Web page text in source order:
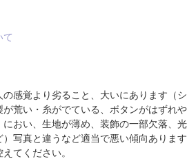
て
の感覚より劣ること、大いにあります（シ
荒い・糸がでている、ボタンがはずれや
おい、生地が薄め、装飾の一部欠落、光
写真と違うなど適当で悪い傾向あります
てください。